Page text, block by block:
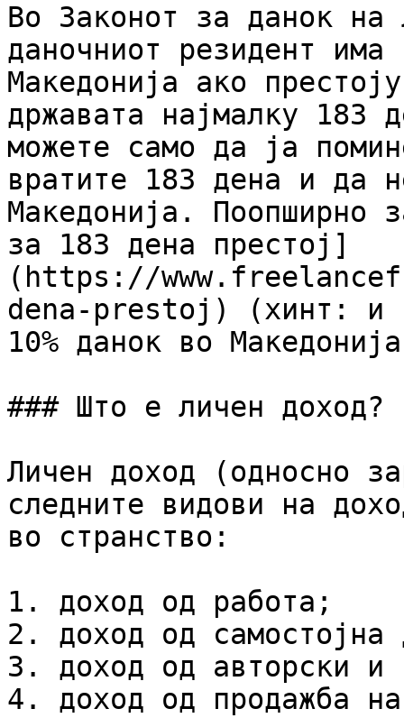
Во Законот за данок на
даночниот резидент има
Македонија ако
државата најмалку 183
можете само да ја
вратите 183 дена и да
Македонија. Поопширно
за 183 дена престој]
(https://
dena-prestoj) (хинт: и
10% данок во
### Што е личен доход?
Личен доход (односно
следните видови на
во странство:
1. доход од работа;
2. доход од самостојна
3. доход од авторски и
4. доход од продажба на